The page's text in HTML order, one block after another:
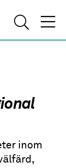
inom